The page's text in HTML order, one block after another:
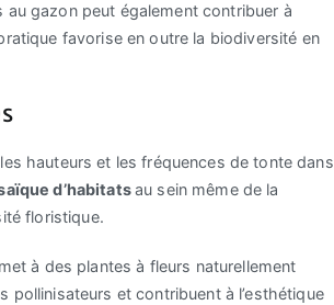
au gazon peut également contribuer à
favorise en outre la biodiversité en
hauteurs et les fréquences de tonte dans
d’habitatsau sein même de la
floristique.
à des plantes à fleurs naturellement
pollinisateurs et contribuent à l’esthétique